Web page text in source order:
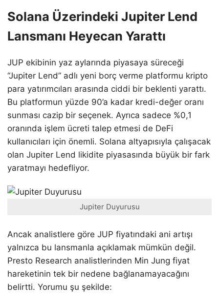
Solana Üzerindeki Jupiter Lend
Lansmanı Heyecan Yarattı
JUP ekibinin yaz aylarında piyasaya süreceği
“Jupiter Lend” adlı yeni borç verme platformu kripto
para yatırımcıları arasında ciddi bir beklenti yarattı.
Bu platformun yüzde 90’a kadar kredi-değer oranı
sunması cazip bir seçenek. Ayrıca sadece %0,1
oranında işlem ücreti talep etmesi de DeFi
kullanıcıları için önemli. Solana altyapısıyla çalışacak
olan Jupiter Lend likidite piyasasında büyük bir fark
yaratmayı hedefliyor.
Jupiter Duyurusu
Ancak analistlere göre JUP fiyatındaki ani artışı
yalnızca bu lansmanla açıklamak mümkün değil.
Presto Research analistlerinden Min Jung fiyat
hareketinin tek bir nedene bağlanamayacağını
belirtti. Yorumu şu şekilde: